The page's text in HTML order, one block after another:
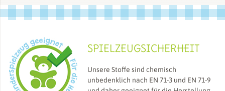
SPIELZEUGSICHERHEIT
Unsere Stoffe sind chemisch
unbedenklich nach EN 71-3 und EN 71-9